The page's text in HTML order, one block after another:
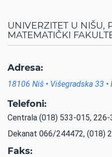
UNIVERZITET U NIŠU,
MATEMATIČKI
Adresa:
18106 Niš • Višegradska 33
Telefoni:
Centrala (018) 533-015,
Dekanat 066/244472, (018)
Faks: